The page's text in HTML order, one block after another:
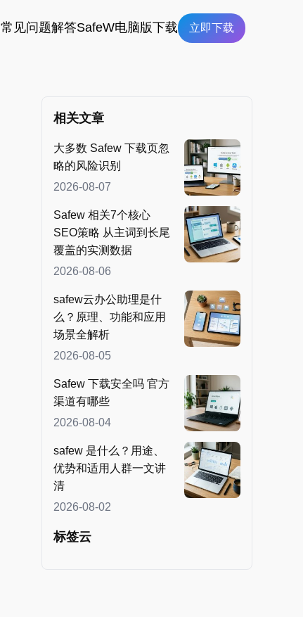
常见问题解答SafeW电脑版下载 立即下载
相关文章
大多数 Safew 下载页忽
略的风险识别
2026-08-07
Safew 相关7个核心
SEO策略 从主词到长尾
覆盖的实测数据
2026-08-06
safew云办公助理是什
么？原理、功能和应用
场景全解析
2026-08-05
Safew 下载安全吗 官方
渠道有哪些
2026-08-04
safew 是什么？用途、
优势和适用人群一文讲
清
2026-08-02
标签云